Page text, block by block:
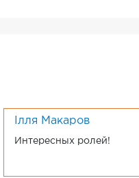
Ілля Макаров
Интересных ролей!